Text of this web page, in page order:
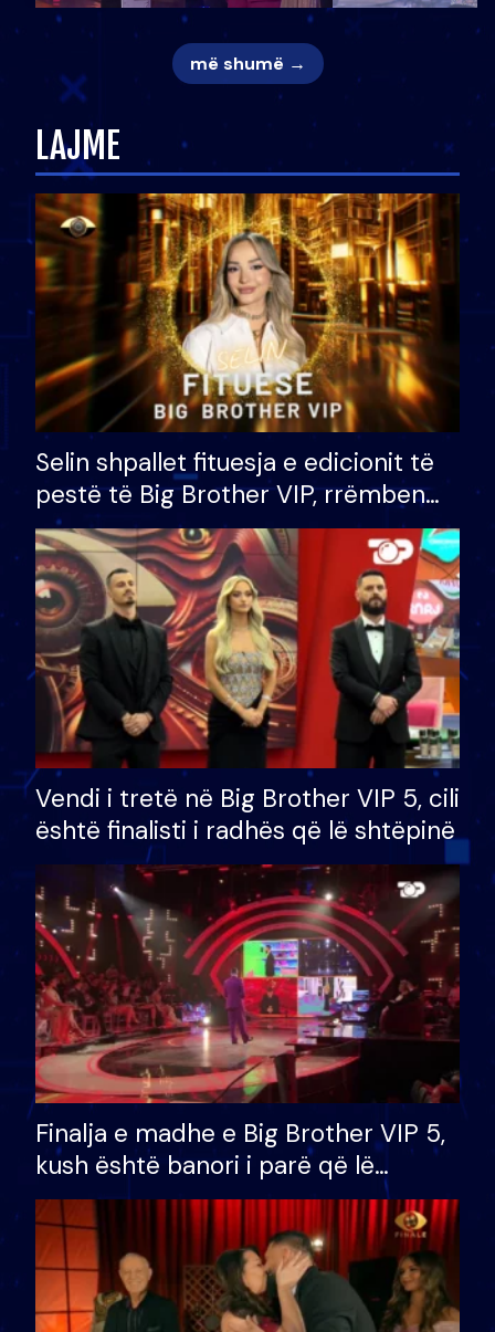
më shumë →
LAJME
Selin shpallet fituesja e edicionit të
pestë të Big Brother VIP, rrëmben
çmimin e madh prej 100 mijë eurosh
Vendi i tretë në Big Brother VIP 5, cili
është finalisti i radhës që lë shtëpinë
Finalja e madhe e Big Brother VIP 5,
kush është banori i parë që lë
shtëpinë dhe humb mundësinë për
të fituar çmimin e madh